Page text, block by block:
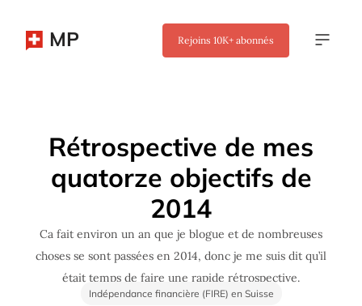
MP Rejoins 10K+ abonnés
Rétrospective de mes
quatorze objectifs de
2014
Ca fait environ un an que je blogue et de nombreuses
choses se sont passées en 2014, donc je me suis dit qu’il
était temps de faire une rapide rétrospective.
Indépendance financière (FIRE) en Suisse